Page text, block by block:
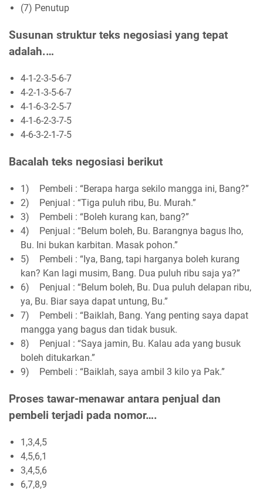
(7) Penutup
Susunan struktur teks negosiasi yang tepat
adalah.…
4-1-2-3-5-6-7
4-2-1-3-5-6-7
4-1-6-3-2-5-7
4-1-6-2-3-7-5
4-6-3-2-1-7-5
Bacalah teks negosiasi berikut
1)
Pembeli : “Berapa harga sekilo mangga ini, Bang?”
2)
Penjual : “Tiga puluh ribu, Bu. Murah.”
3)
Pembeli : “Boleh kurang kan, bang?”
4)
Penjual : “Belum boleh, Bu. Barangnya bagus lho,
Bu. Ini bukan karbitan. Masak pohon.”
5)
Pembeli : “Iya, Bang, tapi harganya boleh kurang
kan? Kan lagi musim, Bang. Dua puluh ribu saja ya?”
6)
Penjual : “Belum boleh, Bu. Dua puluh delapan ribu,
ya, Bu. Biar saya dapat untung, Bu.”
7)
Pembeli : “Baiklah, Bang. Yang penting saya dapat
mangga yang bagus dan tidak busuk.
8)
Penjual : “Saya jamin, Bu. Kalau ada yang busuk
boleh ditukarkan.”
9)
Pembeli : “Baiklah, saya ambil 3 kilo ya Pak.”
Proses tawar-menawar antara penjual dan
pembeli terjadi pada nomor….
1,3,4,5
4,5,6,1
3,4,5,6
6,7,8,9